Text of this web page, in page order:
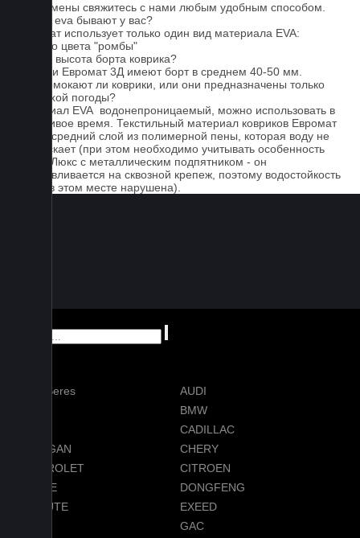
Для замены свяжитесь с нами любым удобным способом.
Серые eva бывают у вас?
Евромат использует только один вид материала EVA:
черного цвета "ромбы"
Какова высота борта коврика?
Коврики Евромат 3Д имеют борт в среднем 40-50 мм.
Не промокают ли коврики, или они предназначены только
для сухой погоды?
Материал EVA водонепроницаемый, можно использовать в
дождливое время. Текстильный материал ковриков Евромат
имеет средний слой из полимерной пены, которая воду не
пропускает (при этом необходимо учитывать особенность
серии Люкс с металлическим подпятником - он
устанавливается на сквозной крепеж, поэтому водостойкость
ковра в этом месте нарушена).
AITO Seres
AUDI
BMW
CADILLAC
CHANGAN
CHERY
CHEVROLET
CITROEN
DODGE
DONGFENG
EVOLUTE
EXEED
GAC